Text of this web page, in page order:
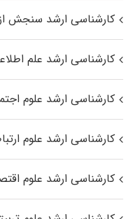
کارشناسی ارشد سنجش
کارشناسی ارشد علم
کارشناسی ارشد علوم
کارشناسی ارشد علوم
کارشناسی ارشد علوم